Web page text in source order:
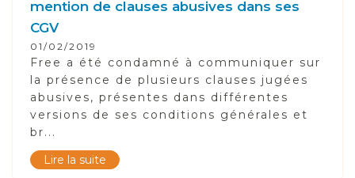
mention de clauses abusives dans ses
CGV
01/02/2019
Free a été condamné à communiquer sur
la présence de plusieurs clauses jugées
abusives, présentes dans différentes
versions de ses conditions générales et
br...
Lire la suite